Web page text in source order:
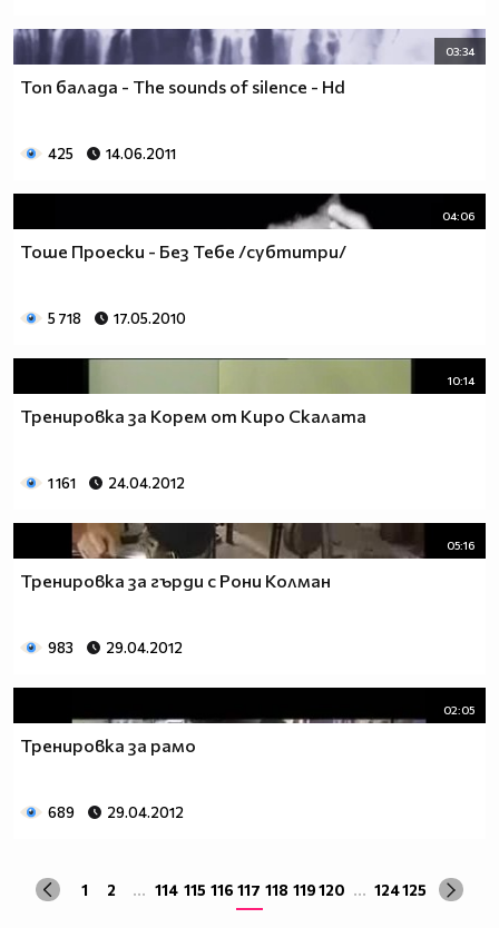
03:34
Топ балада - The sounds of silence - Hd
425 14.06.2011
04:06
Тоше Проески - Без Тебе /субтитри/
5 718 17.05.2010
10:14
Тренировка за Корем от Киро Скалата
1 161 24.04.2012
05:16
Тренировка за гърди с Рони Колман
983 29.04.2012
02:05
Тренировка за рамо
689 29.04.2012
1 2 ... 114 115 116 117 118 119120 ... 124125